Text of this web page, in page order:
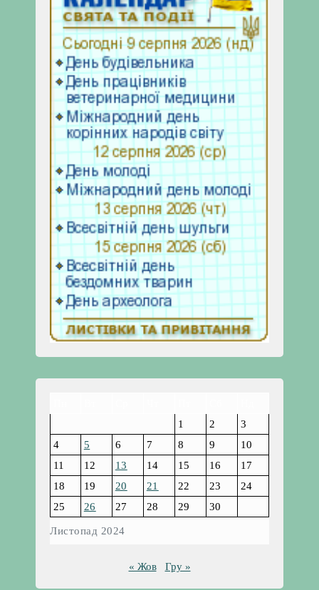
Листопад 2024
1
2
3
4
5 6 7 8 9
10
11
12 13 14 15 16
17
18
19 20 21 22 23
24
25
26 27 28 29 30
« Жов Гру »